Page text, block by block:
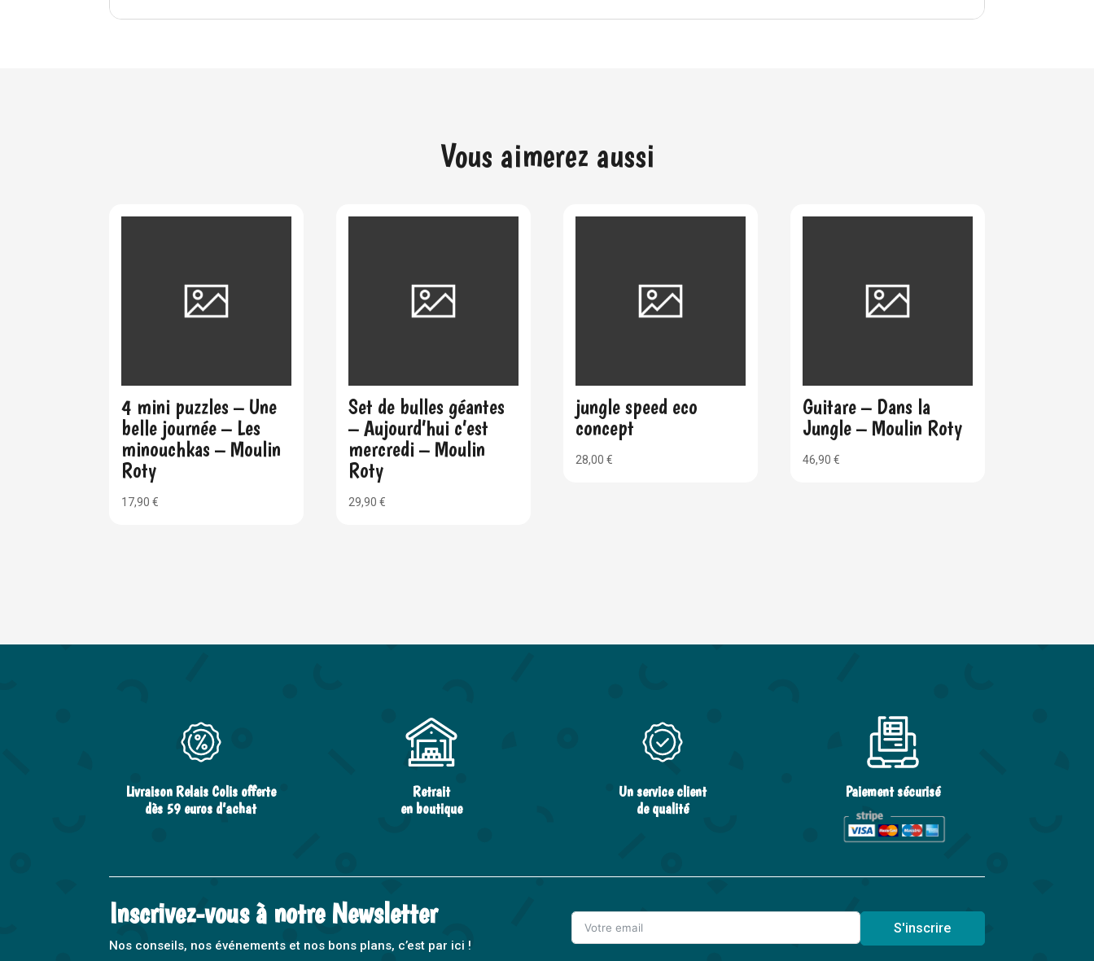
Vous aimerez aussi
4 mini puzzles – Une
belle journée – Les
minouchkas – Moulin
Roty
17,90€
Set de bulles géantes
– Aujourd’hui c’est
mercredi – Moulin
Roty
29,90€
jungle speed eco
concept
28,00€
Guitare – Dans la
Jungle – Moulin Roty
46,90€
Livraison Relais Colis offerte
dès 59 euros d’achat
Retrait
en boutique
Un service client
de qualité
Paiement sécurisé
Inscrivez-vous à notre Newsletter
Nos conseils, nos événements et nos bons plans, c’est par ici !
S'inscrire